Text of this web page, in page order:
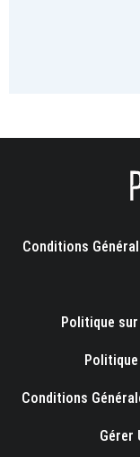
Conditions
Politique
Conditions
Gérer